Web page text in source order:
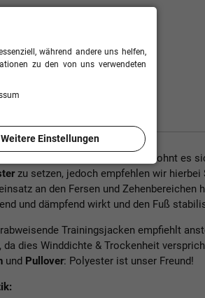
anstrengende Trainingseinheiten lohnt es
zu setzen, jedoch empfehlen wir hierbei
an den Fersen und Zehenbereichen
und dämpfend wirkt und den Fuß
Trainingsjacken empfiehlt
da dies Winddichte & Trockenheit
und Pullover: Polyester ist unser Freund!
während andere uns helfen,
zu den von uns verwendeten
Weitere Einstellungen